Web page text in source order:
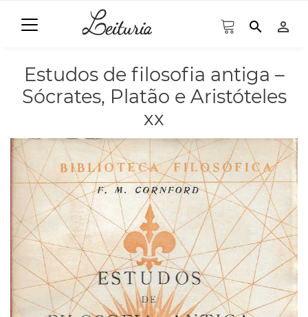
search person_outline
Estudos de filosofia antiga –
Sócrates, Platão e Aristóteles
xx